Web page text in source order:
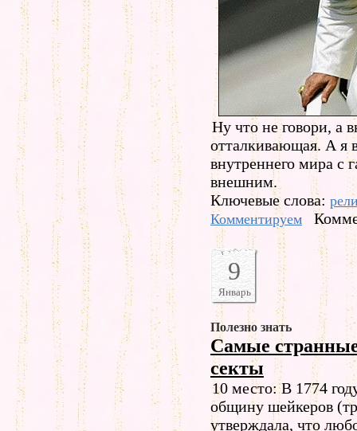
Ну что не говори, а
отталкивающая. А я
внутреннего мира с
внешним.
Ключевые слова:
Комментируем
9
Январь
Полезно знать
Самые
секты
10 место: В 1774
общину шейкеров
утверждала, что